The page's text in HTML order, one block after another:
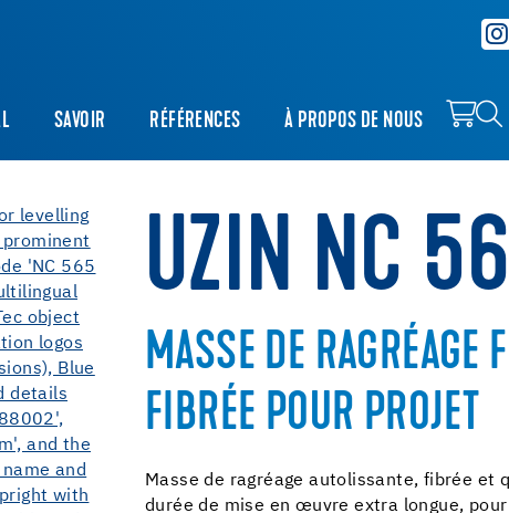
SAVOIR RÉFÉRENCES À PROPOS DE NOUS
UZIN NC
MASSE DE RAGRÉAGE
FIBRÉE POUR PROJET
Masse de ragréage autolissante, fibrée et
durée de mise en œuvre extra longue,